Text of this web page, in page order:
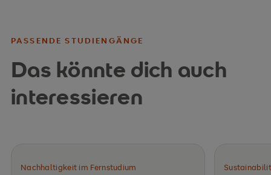
PASSENDE STUDIENGÄNGE
Das könnte dich auch
interessieren
Nachhaltigkeit im Fernstudium